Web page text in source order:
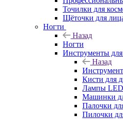
Точилки для
Щёточки для
Ногти
Назад
Ногти
Инструменты
Назад
Кисти для
Лампы LED
Машинки
Палочки
Пилочки